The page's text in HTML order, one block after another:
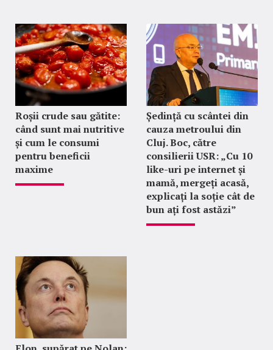
Roșii crude sau gătite:
când sunt mai nutritive
și cum le consumi
pentru beneficii
maxime
Ședință cu scântei din
cauza metroului din
Cluj. Boc, către
consilierii USR: „Cu 10
like-uri pe internet și
mamă, mergeți acasă,
explicați la soție cât de
bun ați fost astăzi”